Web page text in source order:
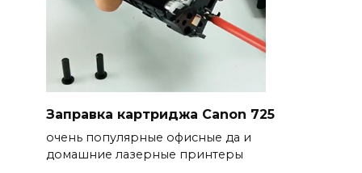
Заправка картриджа Canon 725
очень популярные офисные да и
домашние лазерные принтеры